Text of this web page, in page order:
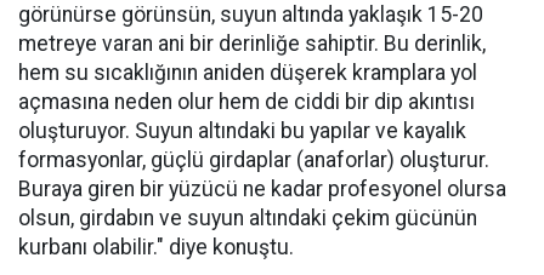
görünürse görünsün, suyun altında yaklaşık 15-20
metreye varan ani bir derinliğe sahiptir. Bu derinlik,
hem su sıcaklığının aniden düşerek kramplara yol
açmasına neden olur hem de ciddi bir dip akıntısı
oluşturuyor. Suyun altındaki bu yapılar ve kayalık
formasyonlar, güçlü girdaplar (anaforlar) oluşturur.
Buraya giren bir yüzücü ne kadar profesyonel olursa
olsun, girdabın ve suyun altındaki çekim gücünün
kurbanı olabilir." diye konuştu.